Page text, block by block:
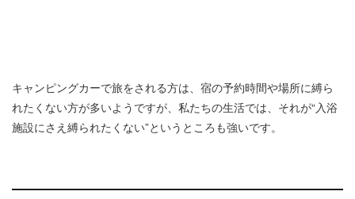
キャンピングカーで旅をされる方は、宿の予約時間や場所に縛ら
れたくない方が多いようですが、私たちの生活では、それが“入浴
施設にさえ縛られたくない”というところも強いです。